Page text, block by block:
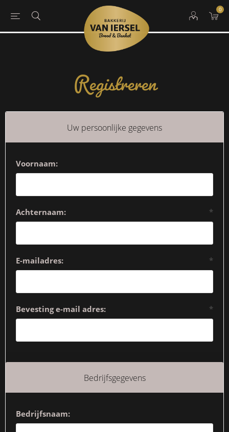
0
Registreren
Uw persoonlijke gegevens
Voornaam:
Achternaam: *
E-mailadres: *
Bevesting e-mail adres: *
Bedrijfsgegevens
Bedrijfsnaam: